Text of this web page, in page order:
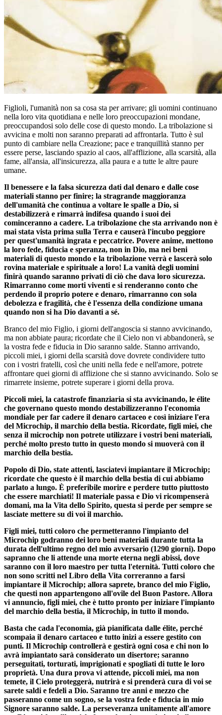
Figlioli, l'umanità non sa cosa sta per arrivare; gli uomini continuano
nella loro vita quotidiana e nelle loro preoccupazioni mondane,
preoccupandosi solo delle cose di questo mondo. La tribolazione si
avvicina e molti non saranno preparati ad affrontarla. Tutto è sul
punto di cambiare nella Creazione; pace e tranquillità stanno per
essere perse, lasciando spazio al caos, all'afflizione, alla scarsità, alla
fame, all'ansia, all'insicurezza, alla paura e a tutte le altre paure
umane.
Il benessere e la falsa sicurezza dati dal denaro e dalle cose
materiali stanno per finire; la stragrande maggioranza
dell'umanità che continua a voltare le spalle a Dio, si
destabilizzerà e rimarrà indifesa quando i suoi dei
cominceranno a cadere. La tribolazione che sta arrivando non è
mai stata vista prima sulla Terra e causerà l'incubo peggiore
per quest'umanità ingrata e peccatrice. Povere anime, mettono
la loro fede, fiducia e speranza, non in Dio, ma nei beni
materiali di questo mondo e la tribolazione verrà e lascerà solo
rovina materiale e spirituale a loro! La vanità degli uomini
finirà quando saranno privati di ciò che dava loro sicurezza.
Rimarranno come morti viventi e si renderanno conto che
perdendo il proprio potere e denaro, rimarranno con sola
debolezza e fragilità, che è l'essenza della condizione umana
quando non si ha Dio davanti a sé.
Branco del mio Figlio, i giorni dell'angoscia si stanno avvicinando,
ma non abbiate paura; ricordate che il Cielo non vi abbandonerà, se
la vostra fede e fiducia in Dio saranno salde. Stanno arrivando,
piccoli miei, i giorni della scarsità dove dovrete condividere tutto
con i vostri fratelli, così che uniti nella fede e nell'amore, potrete
affrontare quei giorni di afflizione che si stanno avvicinando. Solo se
rimarrete insieme, potrete superare i giorni della prova.
Piccoli miei, la catastrofe finanziaria si sta avvicinando, le élite
che governano questo mondo destabilizzeranno l'economia
mondiale per far cadere il denaro cartaceo e così iniziare l'era
del Microchip, il marchio della bestia. Ricordate, figli miei, che
senza il microchip non potrete utilizzare i vostri beni materiali,
perché molto presto tutto in questo mondo si muoverà con il
marchio della bestia.
Popolo di Dio, state attenti, lasciatevi impiantare il Microchip;
ricordate che questo è il marchio della bestia di cui abbiamo
parlato a lungo. È preferibile morire e perdere tutto piuttosto
che essere marchiati! Il materiale passa e Dio vi ricompenserà
domani, ma la Vita dello Spirito, questa si perde per sempre se
lasciate mettere su di voi il marchio.
Figli miei, tutti coloro che permetteranno l'impianto del
Microchip godranno dei loro beni materiali durante tutta la
durata dell'ultimo regno del mio avversario (1290 giorni). Dopo
sapranno che li attende una morte eterna negli abissi, dove
saranno con il loro maestro per tutta l'eternità. Tutti coloro che
non sono scritti nel Libro della Vita correranno a farsi
impiantare il Microchip; allora saprete, branco del mio Figlio,
che questi non appartengono all'ovile del Buon Pastore. Allora
vi annuncio, figli miei, che è tutto pronto per iniziare l'impianto
del marchio della bestia, il Microchip, in tutto il mondo.
Basta che cada l'economia, già pianificata dalle élite, perché
scompaia il denaro cartaceo e tutto inizi a essere gestito con
punti. Il Microchip controllerà e gestirà ogni cosa e chi non lo
avrà impiantato sarà considerato un disertore; saranno
perseguitati, torturati, imprigionati e spogliati di tutte le loro
proprietà. Una dura prova vi attende, piccoli miei, ma non
temete, il Cielo proteggerà, nutrirà e si prenderà cura di voi se
sarete saldi e fedeli a Dio. Saranno tre anni e mezzo che
passeranno come un sogno, se la vostra fede e fiducia in mio
Signore saranno salde. La perseveranza unitamente all'amore